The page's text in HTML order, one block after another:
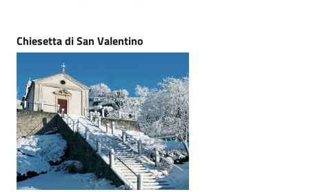
Chiesetta di San Valentino